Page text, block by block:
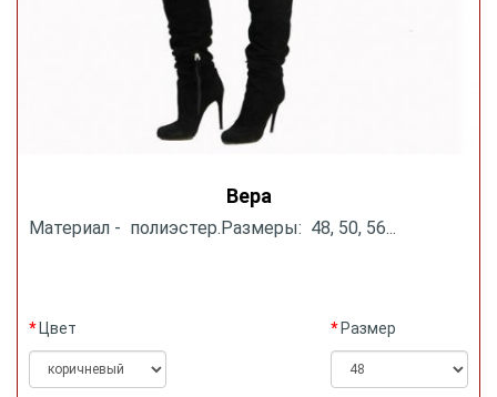
Вера
Материал - полиэстер.Размеры: 48, 50, 56...
Цвет Размер